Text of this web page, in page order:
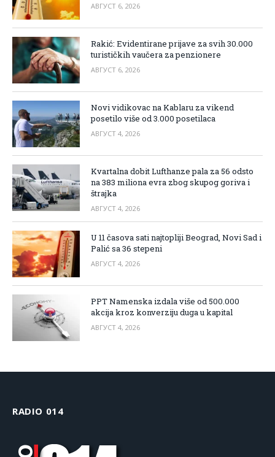
АВГУСТ 6, 2026
Rakić: Evidentirane prijave za svih 30.000
turističkih vaučera za penzionere
АВГУСТ 6, 2026
Novi vidikovac na Kablaru za vikend
posetilo više od 3.000 posetilaca
АВГУСТ 4, 2026
Kvartalna dobit Lufthanze pala za 56 odsto
na 383 miliona evra zbog skupog goriva i
štrajka
АВГУСТ 4, 2026
U 11 časova sati najtopliji Beograd, Novi Sad i
Palić sa 36 stepeni
АВГУСТ 4, 2026
PPT Namenska izdala više od 500.000
akcija kroz konverziju duga u kapital
АВГУСТ 4, 2026
RADIO 014